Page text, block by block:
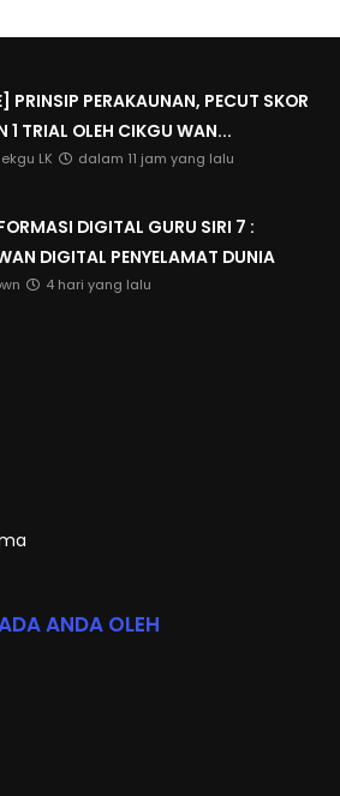
PRINSIP PERAKAUNAN, PECUT SKOR
1 TRIAL OLEH CIKGU WAN...
LK dalam 11 jam yang lalu
DIGITAL GURU SIRI 7 :
DIGITAL PENYELAMAT DUNIA
4 hari yang lalu
ANDA OLEH